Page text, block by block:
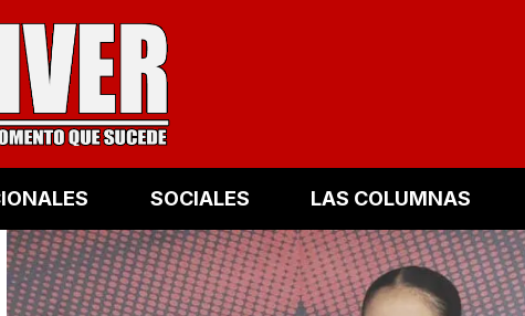
SOCIALES LAS COLUMNAS